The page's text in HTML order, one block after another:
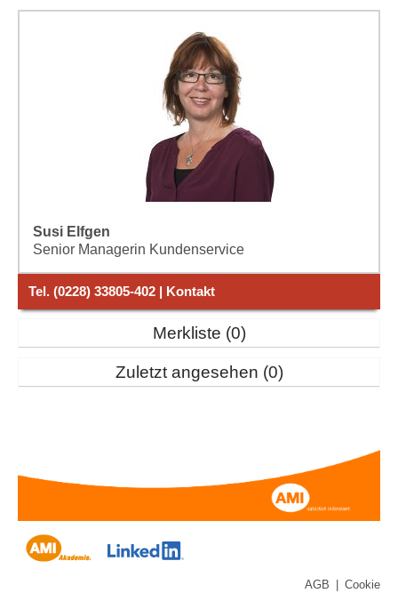
Susi Elfgen
Senior Managerin Kundenservice
Tel. (0228) 33805-402 | Kontakt
Merkliste 0
Zuletzt angesehen 0
AGB
Cookie